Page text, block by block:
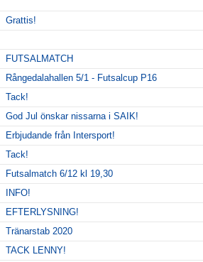
Grattis!
FUTSALMATCH
Rångedalahallen 5/1 - Futsalcup P16
Tack!
God Jul önskar nissarna i SAIK!
Erbjudande från Intersport!
Tack!
Futsalmatch 6/12 kl 19,30
INFO!
EFTERLYSNING!
Tränarstab 2020
TACK LENNY!